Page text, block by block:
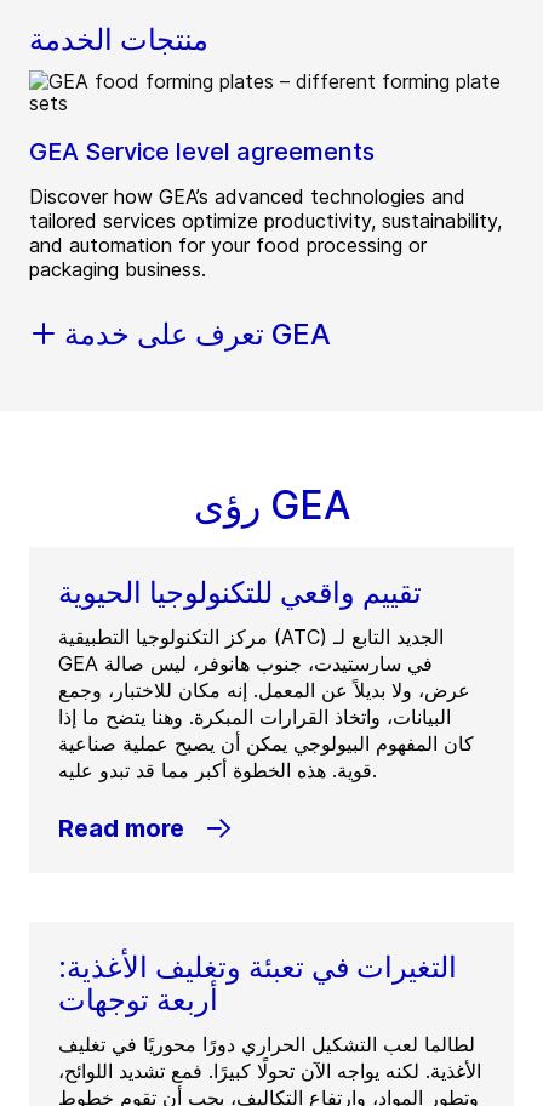
منتجات الخدمة
GEA Service level agreements
Discover how GEA’s advanced technologies and
tailored services optimize productivity, sustainability,
and automation for your food processing or
packaging business.
تعرف على خدمة GEA
رؤى GEA
تقييم واقعي للتكنولوجيا الحيوية
مركز التكنولوجيا التطبيقية (ATC) الجديد التابع لـ
GEA في سارستيدت، جنوب هانوفر، ليس صالة
عرض، ولا بديلاً عن المعمل. إنه مكان للاختبار، وجمع
البيانات، واتخاذ القرارات المبكرة. وهنا يتضح ما إذا
كان المفهوم البيولوجي يمكن أن يصبح عملية صناعية
قوية. هذه الخطوة أكبر مما قد تبدو عليه.
Read more
التغيرات في تعبئة وتغليف الأغذية:
أربعة توجهات
لطالما لعب التشكيل الحراري دورًا محوريًا في تغليف
الأغذية. لكنه يواجه الآن تحولًا كبيرًا. فمع تشديد اللوائح،
وتطور المواد، وارتفاع التكاليف، يجب أن تقوم خطوط